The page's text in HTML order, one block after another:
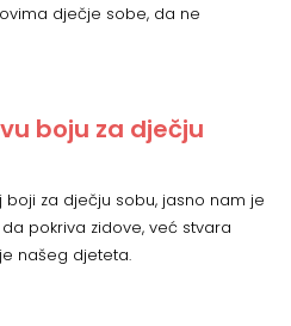
dječje sobe, da ne
boju za dječju
za dječju sobu, jasno nam je
pokriva zidove, već stvara
našeg djeteta.